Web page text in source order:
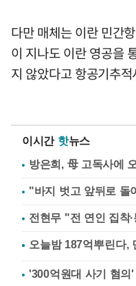
다만 매체는 이란 민간
이 지나도 이란 영공을
지 않았다고 항공기추
이시간 핫뉴스
방은희, 母 고독사에
"바지 벗고 앞뒤로
전현무 "전 연인 집착
'300억원대 사기 혐의